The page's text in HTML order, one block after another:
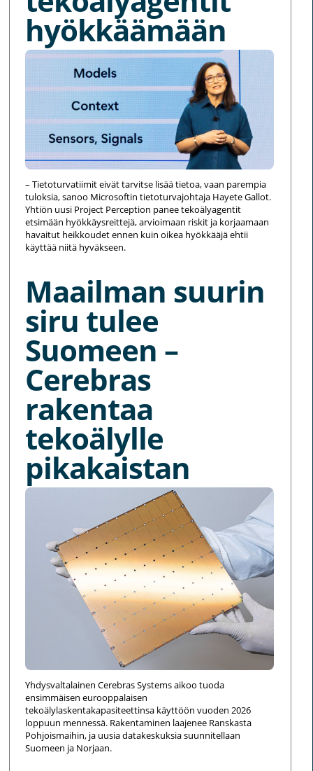
hyökkäämään
– Tietoturvatiimit eivät tarvitse lisää tietoa, vaan parempia
tuloksia, sanoo Microsoftin tietoturvajohtaja Hayete Gallot.
Yhtiön uusi Project Perception panee tekoälyagentit
etsimään hyökkäysreittejä, arvioimaan riskit ja korjaamaan
havaitut heikkoudet ennen kuin oikea hyökkääjä ehtii
käyttää niitä hyväkseen.
Maailman suurin
siru tulee
Suomeen –
Cerebras
rakentaa
tekoälylle
pikakaistan
Yhdysvaltalainen Cerebras Systems aikoo tuoda
ensimmäisen eurooppalaisen
tekoälylaskentakapasiteettinsa käyttöön vuoden 2026
loppuun mennessä. Rakentaminen laajenee Ranskasta
Pohjoismaihin, ja uusia datakeskuksia suunnitellaan
Suomeen ja Norjaan.